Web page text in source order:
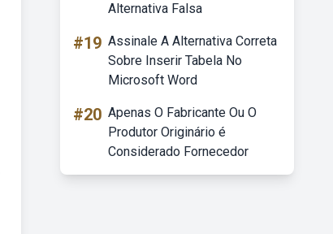
Alternativa Falsa
#19 Assinale A Alternativa Correta
Sobre Inserir Tabela No
Microsoft Word
#20 Apenas O Fabricante Ou O
Produtor Originário é
Considerado Fornecedor